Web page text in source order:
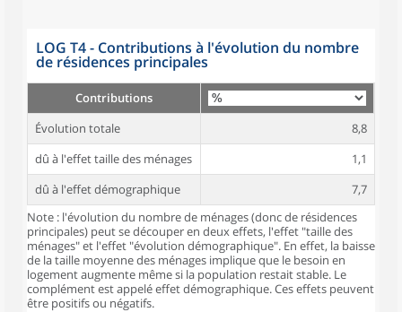
LOG T4 - Contributions à l'évolution du nombre
de résidences principales
Contributions
Évolution totale
8,8
dû à l'effet taille des ménages
1,1
dû à l'effet démographique
7,7
Note : l'évolution du nombre de ménages (donc de résidences
principales) peut se découper en deux effets, l'effet "taille des
ménages" et l'effet "évolution démographique". En effet, la baisse
de la taille moyenne des ménages implique que le besoin en
logement augmente même si la population restait stable. Le
complément est appelé effet démographique. Ces effets peuvent
être positifs ou négatifs.